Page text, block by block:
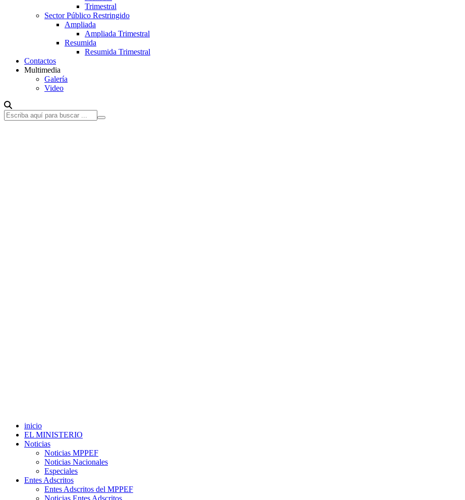
Trimestral
Sector Público Restringido
Ampliada
Ampliada Trimestral
Resumida
Resumida Trimestral
Contactos
Multimedia
Galería
Video
inicio
EL MINISTERIO
Noticias
Noticias MPPEF
Noticias Nacionales
Especiales
Entes Adscritos
Entes Adscritos del MPPEF
Noticias Entes Adscritos